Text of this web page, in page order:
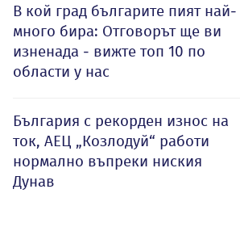
В кой град българите пият най-
много бира: Отговорът ще ви
изненада - вижте топ 10 по
области у нас
България с рекорден износ на
ток, АЕЦ „Козлодуй“ работи
нормално въпреки ниския
Дунав